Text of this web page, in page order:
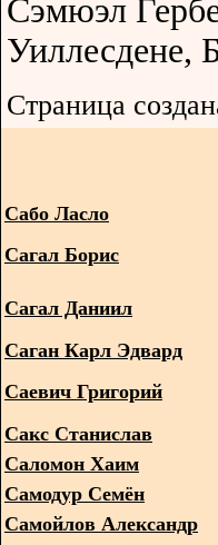
Сэмюэл
Уиллесдене,
Страница
Сабо Ласло
Сагал Борис
Сагал Даниил
Саган Карл Эдвард
Саевич Григорий
Сакс Станислав
Саломон Хаим
Самодур Семён
Самойлов Александр